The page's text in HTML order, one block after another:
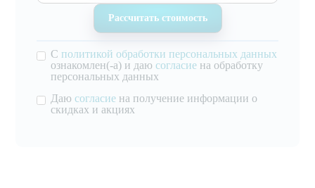
С политикой обработки персональных данных
ознакомлен(-а) и даю согласие на обработку
персональных данных
Даю согласие на получение информации о
скидках и акциях